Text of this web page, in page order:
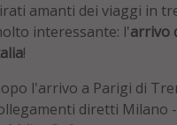
amanti dei viaggi in
interessante: l'arrivo
!
l'arrivo a Parigi di
diretti Milano